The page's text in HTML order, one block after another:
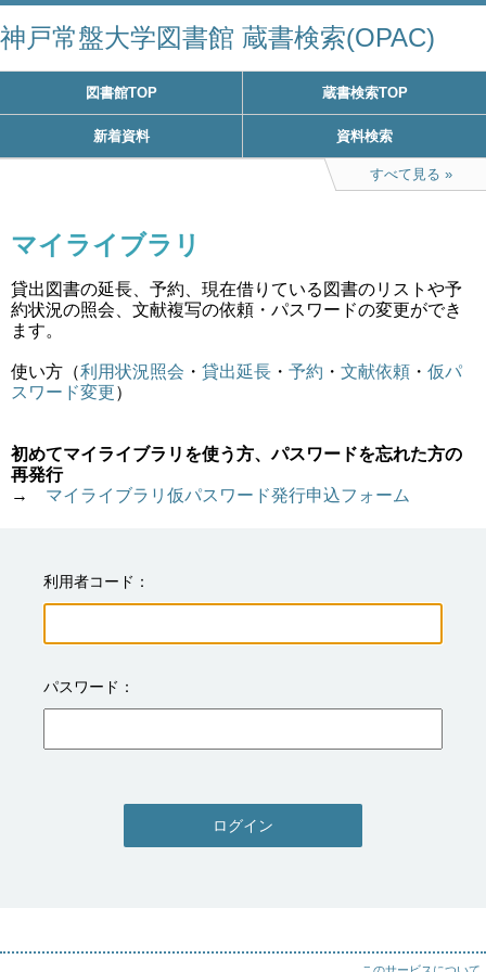
神戸常盤大学図書館 蔵書検索(OPAC)
図書館TOP 蔵書検索TOP
新着資料 資料検索
すべて見る
マイライブラリ
貸出図書の延長、予約、現在借りている図書のリストや予
約状況の照会、文献複写の依頼・パスワードの変更ができ
ます。
使い方（利用状況照会 ・ 貸出延長 ・ 予約 ・ 文献依頼 ・ 仮パ
スワード変更）
初めてマイライブラリを使う方、パスワードを忘れた方の
再発行
→ マイライブラリ仮パスワード発行申込フォーム
利用者コード
パスワード
ログイン